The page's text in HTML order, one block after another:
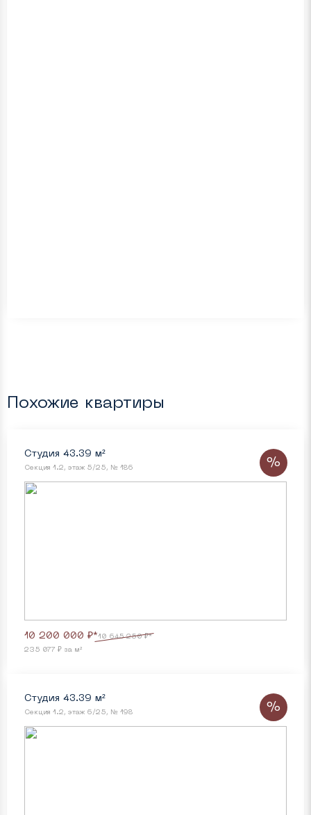
Похожие квартиры
Студия 43.39 м²
Секция 1.2, этаж 5/25, № 186
10 200 000 ₽*10 645 250 ₽*
235 077 ₽ за м²
%
Студия 43.39 м²
Секция 1.2, этаж 6/25, № 198 %